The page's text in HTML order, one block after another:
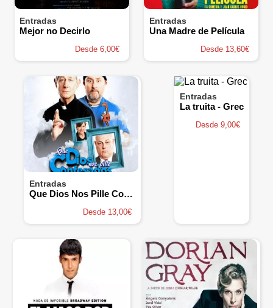
Entradas
Mejor no Decirlo
Desde 6,00€
Entradas
Una Madre de Película
Desde 13,60€
Entradas
Que Dios Nos Pille Confesados
Desde 13,00€
Entradas
La truita - Grec
Desde 9,00€